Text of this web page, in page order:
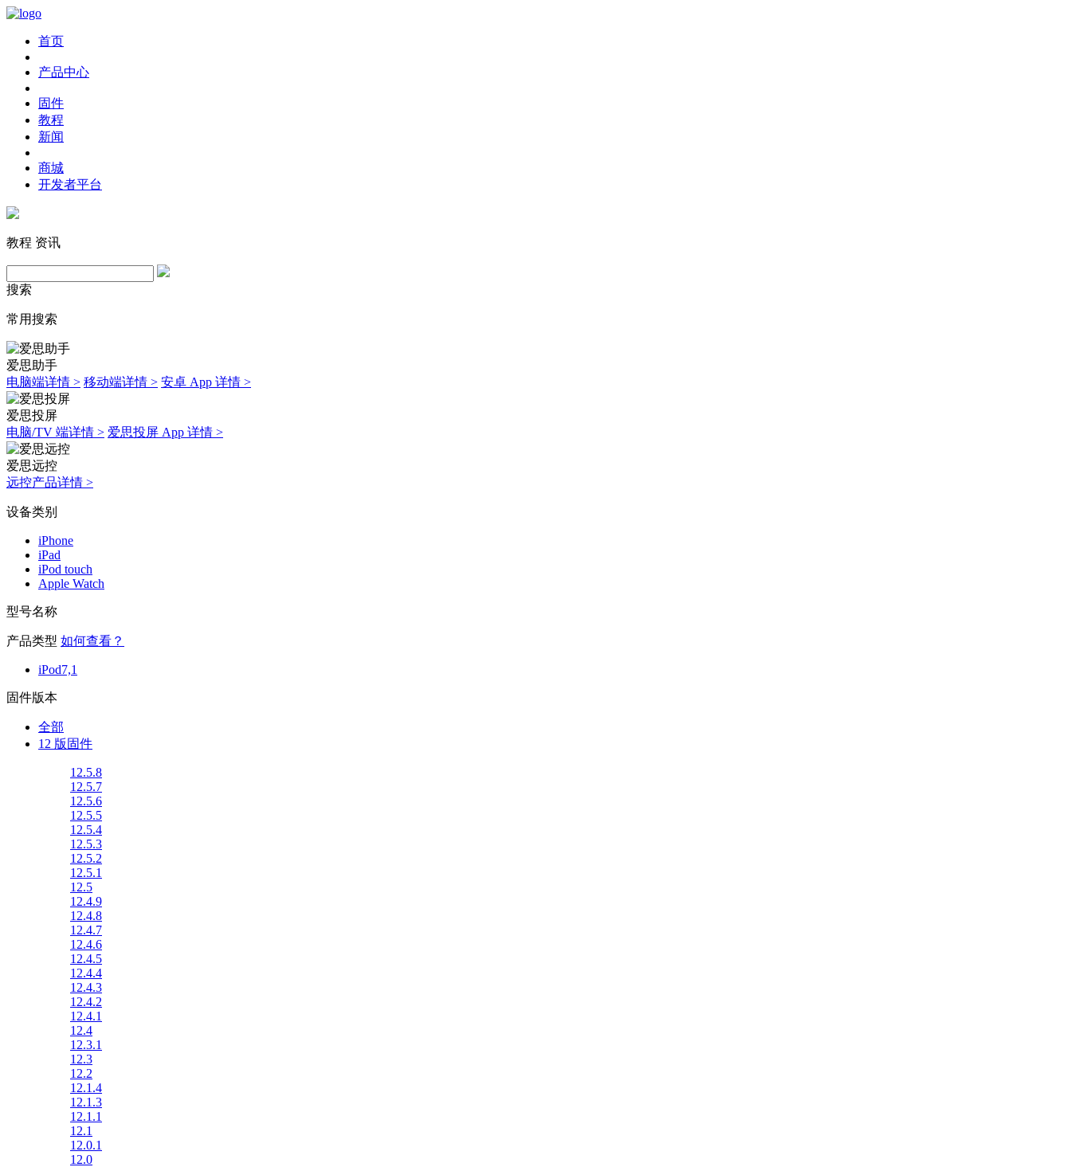
首页
产品中心
固件
教程
新闻
商城
开发者平台
教程 资讯
搜索
常用搜索
爱思助手
电脑端详情 > 移动端详情 > 安卓 App 详情 >
爱思投屏
电脑/TV 端详情 > 爱思投屏 App 详情 >
爱思远控
远控产品详情 >
设备类别
iPhone
iPad
iPod touch
Apple Watch
型号名称
产品类型 如何查看？
iPod7,1
固件版本
全部
12 版固件
12.5.8
12.5.7
12.5.6
12.5.5
12.5.4
12.5.3
12.5.2
12.5.1
12.5
12.4.9
12.4.8
12.4.7
12.4.6
12.4.5
12.4.4
12.4.3
12.4.2
12.4.1
12.4
12.3.1
12.3
12.2
12.1.4
12.1.3
12.1.1
12.1
12.0.1
12.0